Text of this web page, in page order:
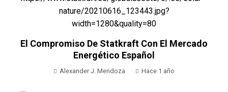
El Compromiso De Statkraft Con El Mercado
Energético Español
Alexander J. Mendoza Hace 1 año